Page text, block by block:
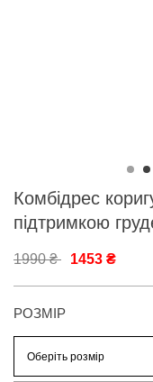
Комбідрес
підтримкою
1990 ₴ 1453 ₴
РОЗМІР